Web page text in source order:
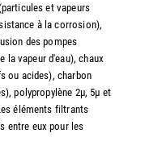
et vapeurs
à la corrosion),
des pompes
la vapeur d'eau), chaux
ou acides), charbon
polypropylène 2µ, 5µ et
éléments filtrants
entre eux pour les